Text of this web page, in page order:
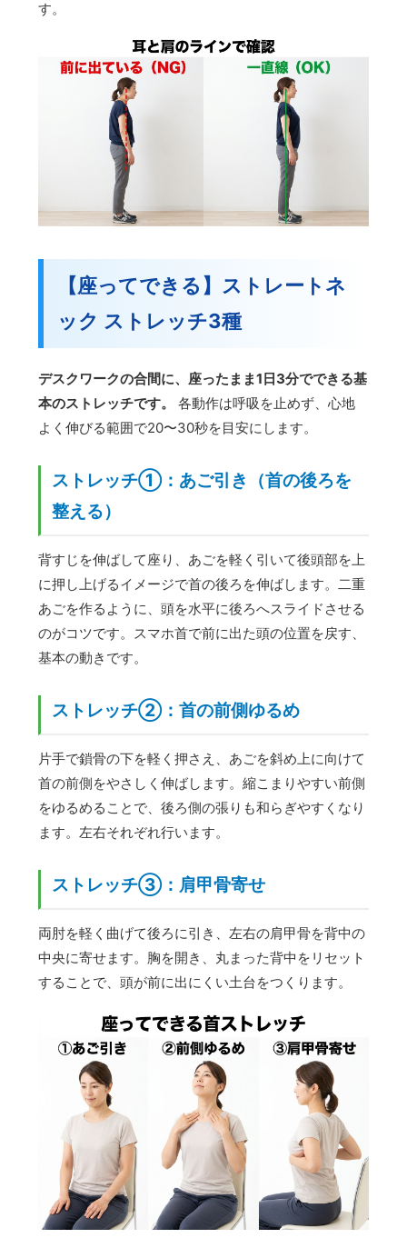
す。
【座ってできる】ストレートネ
ック ストレッチ3種
デスクワークの合間に、座ったまま1日3分でできる基
本のストレッチです。
各動作は呼吸を止めず、心地
よく伸びる範囲で20〜30秒を目安にします。
ストレッチ①：あご引き（首の後ろを
整える）
背すじを伸ばして座り、あごを軽く引いて後頭部を上
に押し上げるイメージで首の後ろを伸ばします。二重
あごを作るように、頭を水平に後ろへスライドさせる
のがコツです。スマホ首で前に出た頭の位置を戻す、
基本の動きです。
ストレッチ②：首の前側ゆるめ
片手で鎖骨の下を軽く押さえ、あごを斜め上に向けて
首の前側をやさしく伸ばします。縮こまりやすい前側
をゆるめることで、後ろ側の張りも和らぎやすくなり
ます。左右それぞれ行います。
ストレッチ③：肩甲骨寄せ
両肘を軽く曲げて後ろに引き、左右の肩甲骨を背中の
中央に寄せます。胸を開き、丸まった背中をリセット
することで、頭が前に出にくい土台をつくります。